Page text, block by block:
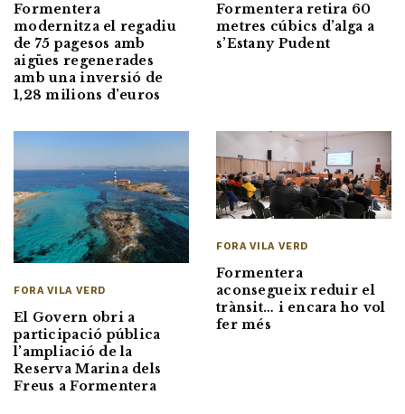
Formentera
modernitza el regadiu
de 75 pagesos amb
aigües regenerades
amb una inversió de
1,28 milions d’euros
Formentera retira 60
metres cúbics d’alga a
s’Estany Pudent
FORA VILA VERD
El Govern obri a
participació pública
l’ampliació de la
Reserva Marina dels
Freus a Formentera
FORA VILA VERD
Formentera
aconsegueix reduir el
trànsit… i encara ho vol
fer més